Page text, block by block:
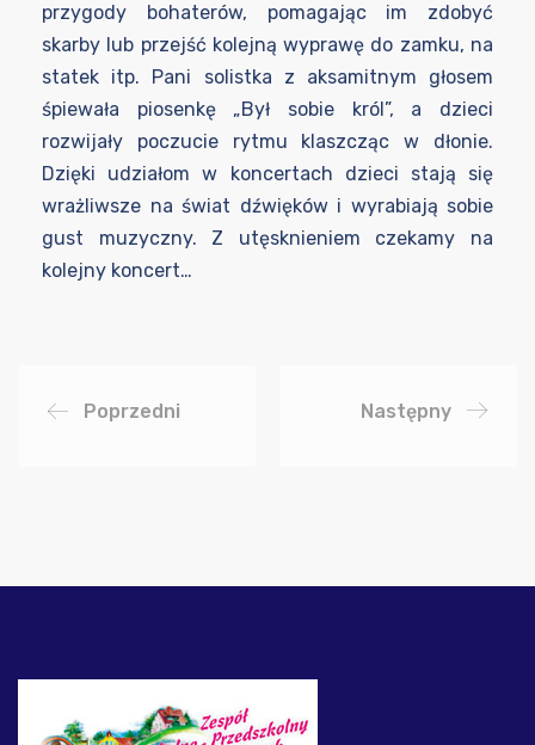
przygody bohaterów, pomagając im zdobyć
skarby lub przejść kolejną wyprawę do zamku, na
statek itp. Pani solistka z aksamitnym głosem
śpiewała piosenkę „Był sobie król”, a dzieci
rozwijały poczucie rytmu klaszcząc w dłonie.
Dzięki udziałom w koncertach dzieci stają się
wrażliwsze na świat dźwięków i wyrabiają sobie
gust muzyczny. Z utęsknieniem czekamy na
kolejny koncert…
Poprzedni Następny